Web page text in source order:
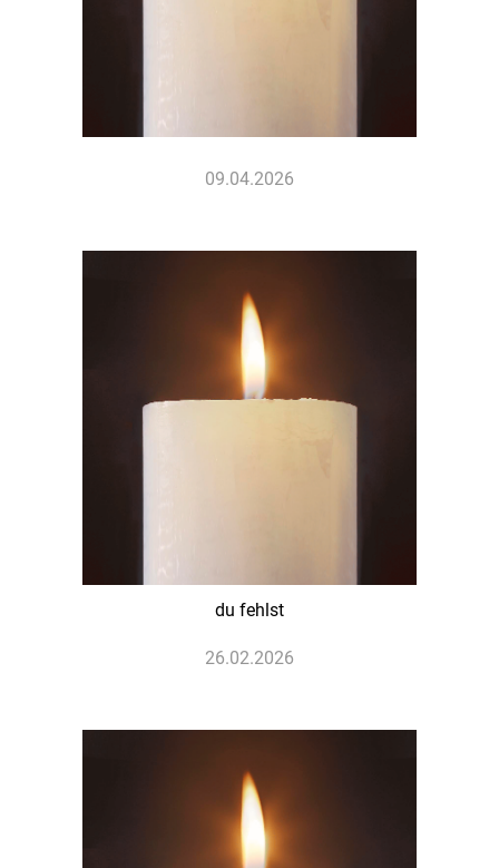
09.04.2026
du fehlst
26.02.2026